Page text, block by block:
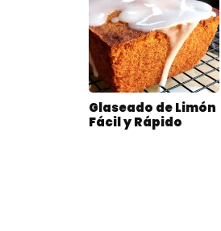
Glaseado de Limón
Fácil y Rápido